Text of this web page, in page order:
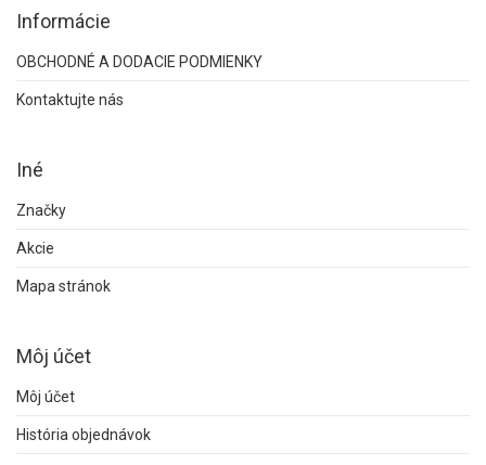
Informácie
OBCHODNÉ A DODACIE PODMIENKY
Kontaktujte nás
Iné
Značky
Akcie
Mapa stránok
Môj účet
Môj účet
História objednávok